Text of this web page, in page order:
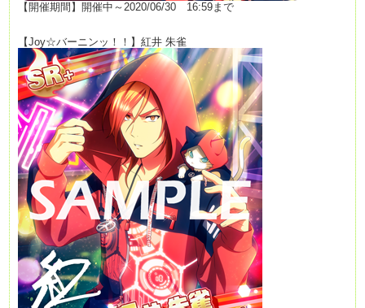
【開催期間】開催中～2020/06/3016:59まで
【Joy☆バーニンッ！！】紅井 朱雀